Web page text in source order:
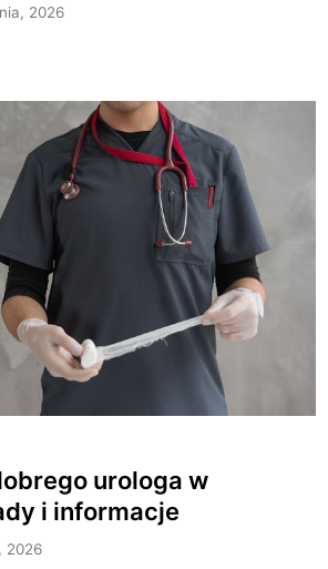
2026
urologa w
i informacje
2026